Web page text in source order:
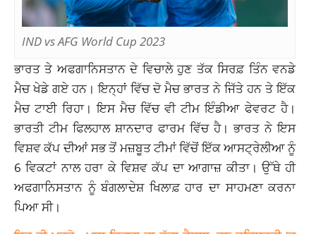
IND vs AFG World Cup 2023
ਭਾਰਤ ਤੇ ਅਫਗਾਨਿਸਤਾਨ ਦੇ ਵਿਚਾਲੇ ਹੁਣ ਤੱਕ ਸਿਰਫ਼ ਤਿੰਨ ਵਨਡੇ
ਮੈਚ ਖੇਡੇ ਗਏ ਹਨ। ਇਨ੍ਹਾਂ ਵਿੱਚ ਦੋ ਮੈਚ ਭਾਰਤ ਨੇ ਜਿੱਤੇ ਹਨ ਤੇ ਇੱਕ
ਮੈਚ ਟਾਈ ਰਿਹਾ। ਇਸ ਮੈਚ ਵਿੱਚ ਵੀ ਟੀਮ ਇੰਡੀਆ ਫੇਵਰਟ ਹੈ।
ਭਾਰਤੀ ਟੀਮ ਫਿਲਹਾਲ ਸ਼ਾਨਦਾਰ ਫਾਰਮ ਵਿੱਚ ਹੈ। ਭਾਰਤ ਨੇ ਇਸ
ਵਿਸ਼ਵ ਕੱਪ ਦੀਆਂ ਸਭ ਤੋਂ ਮਜ਼ਬੂਤ ਟੀਮਾਂ ਵਿੱਚੋਂ ਇੱਕ ਆਸਟ੍ਰੇਲੀਆ ਨੂੰ
6 ਵਿਕਟਾਂ ਨਾਲ ਹਰਾ ਕੇ ਵਿਸ਼ਵ ਕੱਪ ਦਾ ਆਗਾਜ਼ ਕੀਤਾ। ਉੱਥੇ ਹੀ
ਅਫਗਾਨਿਸਤਾਨ ਨੂੰ ਬੰਗਲਾਦੇਸ਼ ਖਿਲਾਫ਼ ਹਾਰ ਦਾ ਸਾਹਮਣਾ ਕਰਨਾ
ਪਿਆ ਸੀ।